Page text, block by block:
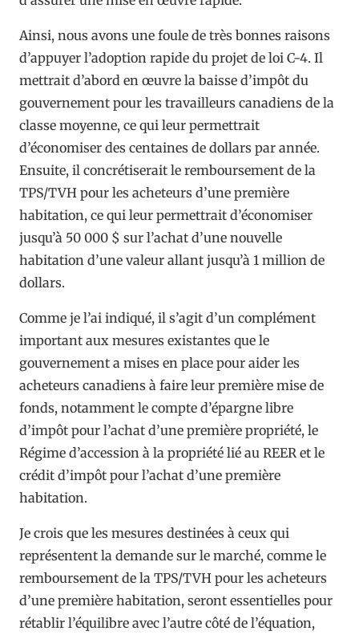
Ainsi, nous avons une foule de très bonnes raisons
d’appuyer l’adoption rapide du projet de loi C-4. Il
mettrait d’abord en œuvre la baisse d’impôt du
gouvernement pour les travailleurs canadiens de la
classe moyenne, ce qui leur permettrait
d’économiser des centaines de dollars par année.
Ensuite, il concrétiserait le remboursement de la
TPS/TVH pour les acheteurs d’une première
habitation, ce qui leur permettrait d’économiser
jusqu’à 50 000 $ sur l’achat d’une nouvelle
habitation d’une valeur allant jusqu’à 1 million de
dollars.
Comme je l’ai indiqué, il s’agit d’un complément
important aux mesures existantes que le
gouvernement a mises en place pour aider les
acheteurs canadiens à faire leur première mise de
fonds, notamment le compte d’épargne libre
d’impôt pour l’achat d’une première propriété, le
Régime d’accession à la propriété lié au REER et le
crédit d’impôt pour l’achat d’une première
habitation.
Je crois que les mesures destinées à ceux qui
représentent la demande sur le marché, comme le
remboursement de la TPS/TVH pour les acheteurs
d’une première habitation, seront essentielles pour
rétablir l’équilibre avec l’autre côté de l’équation,